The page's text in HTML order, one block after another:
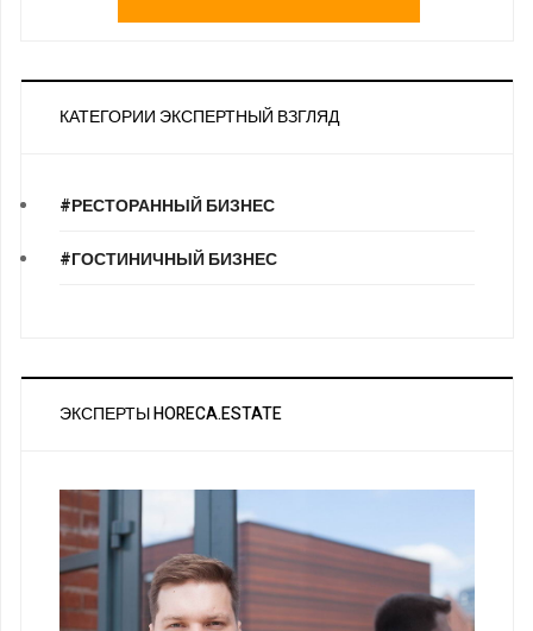
КАТЕГОРИИ ЭКСПЕРТНЫЙ ВЗГЛЯД
#РЕСТОРАННЫЙ БИЗНЕС
#ГОСТИНИЧНЫЙ БИЗНЕС
ЭКСПЕРТЫ HORECA.ESTATE